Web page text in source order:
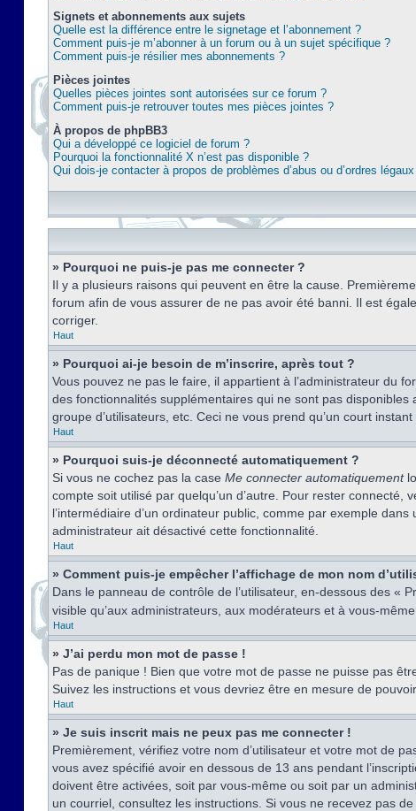
Signets et abonnements aux sujets
Quelle est la différence entre le signetage et l’abonnement ?
Comment puis-je m’abonner à un forum ou à un sujet spécifique ?
Comment puis-je résilier mes abonnements ?
Pièces jointes
Quelles pièces jointes sont autorisées sur ce forum ?
Comment puis-je retrouver toutes mes pièces jointes ?
À propos de phpBB3
Qui a développé ce logiciel de forum ?
Pourquoi la fonctionnalité X n’est pas disponible ?
Qui dois-je contacter à propos de problèmes d’abus ou d’ordres
» Pourquoi ne puis-je pas me connecter ?
Il y a plusieurs raisons qui peuvent en être la cause.
forum afin de vous assurer de ne pas avoir été banni. Il est
corriger.
Haut
» Pourquoi ai-je besoin de m’inscrire, après tout ?
Vous pouvez ne pas le faire, il appartient à l’administrateur du
des fonctionnalités supplémentaires qui ne sont pas
groupe d’utilisateurs, etc. Ceci ne vous prend qu’un court
Haut
» Pourquoi suis-je déconnecté automatiquement ?
Si vous ne cochez pas la case Me connecter automatiquement
compte soit utilisé par quelqu’un d’autre. Pour rester
l’intermédiaire d’un ordinateur public, comme par exemple
administrateur ait désactivé cette fonctionnalité.
Haut
» Comment puis-je empêcher l’affichage de mon nom
Dans le panneau de contrôle de l’utilisateur, en-dessous des «
visible qu’aux administrateurs, aux modérateurs et à vous-
Haut
» J’ai perdu mon mot de passe !
Pas de panique ! Bien que votre mot de passe ne puisse pas
Suivez les instructions et vous devriez être en mesure de
Haut
» Je suis inscrit mais ne peux pas me connecter !
Premièrement, vérifiez votre nom d’utilisateur et votre mot de
vous avez spécifié avoir en dessous de 13 ans pendant
doivent être activées, soit par vous-même ou soit par un
un courriel, consultez les instructions. Si vous ne recevez pas